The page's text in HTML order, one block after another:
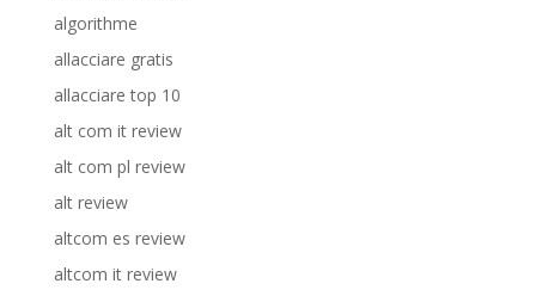
algorithme
allacciare gratis
allacciare top 10
alt com it review
alt com pl review
alt review
altcom es review
altcom it review